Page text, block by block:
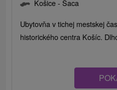
Košice - Šaca
Ubytovňa v tichej mestskej
historického centra Košíc.